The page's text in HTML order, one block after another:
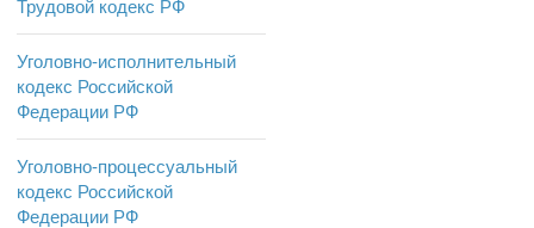
Трудовой кодекс РФ
Уголовно-исполнительный
кодекс Российской
Федерации РФ
Уголовно-процессуальный
кодекс Российской
Федерации РФ